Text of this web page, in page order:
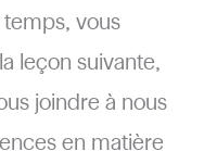
vous
leçon suivante,
joindre à nous
en matière